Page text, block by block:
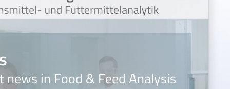
news in Food & Feed Analysis